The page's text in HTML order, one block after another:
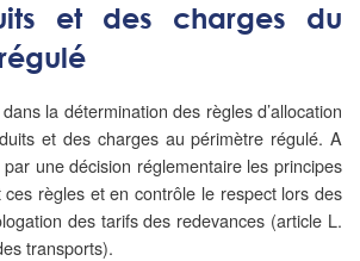
et des charges du
dans la détermination des règles d’allocation
et des charges au périmètre régulé. A
une décision réglementaire les principes
ces règles et en contrôle le respect lors des
des tarifs des redevances (article L.
transports).